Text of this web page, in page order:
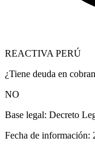
REACTIVA PERÚ
¿Tiene deuda en
NO
Base legal: Decreto
Fecha de información: